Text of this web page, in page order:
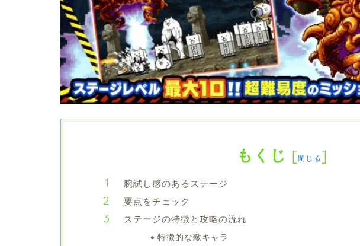
もくじ [閉じる]
腕試し感のあるステージ
要点をチェック
ステージの特徴と攻略の流れ
特徴的な敵キャラ